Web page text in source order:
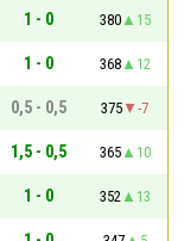
1 - 0 380
15
1 - 0 368
12
0,5 - 0,5 375
-7
1,5 - 0,5 365
10
1 - 0 352
13